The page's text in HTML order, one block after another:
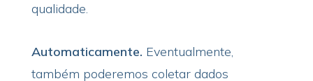
qualidade.
Automaticamente. Eventualmente,
também poderemos coletar dados